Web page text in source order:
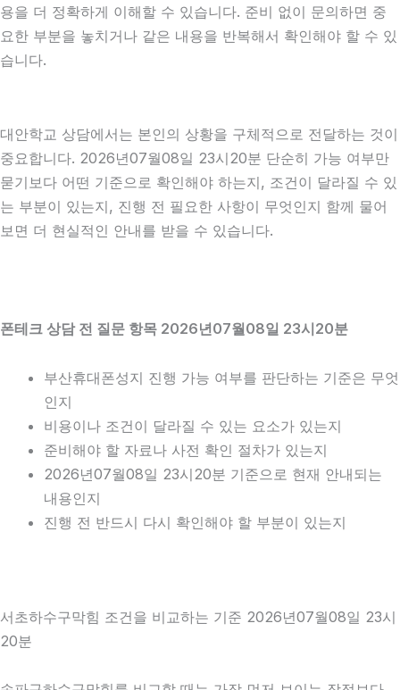
용을 더 정확하게 이해할 수 있습니다. 준비 없이 문의하면 중
요한 부분을 놓치거나 같은 내용을 반복해서 확인해야 할 수 있
습니다.
대안학교 상담에서는 본인의 상황을 구체적으로 전달하는 것이
중요합니다. 2026년07월08일 23시20분 단순히 가능 여부만
묻기보다 어떤 기준으로 확인해야 하는지, 조건이 달라질 수 있
는 부분이 있는지, 진행 전 필요한 사항이 무엇인지 함께 물어
보면 더 현실적인 안내를 받을 수 있습니다.
폰테크 상담 전 질문 항목 2026년07월08일 23시20분
부산휴대폰성지 진행 가능 여부를 판단하는 기준은 무엇
인지
비용이나 조건이 달라질 수 있는 요소가 있는지
준비해야 할 자료나 사전 확인 절차가 있는지
2026년07월08일 23시20분 기준으로 현재 안내되는
내용인지
진행 전 반드시 다시 확인해야 할 부분이 있는지
서초하수구막힘 조건을 비교하는 기준 2026년07월08일 23시
20분